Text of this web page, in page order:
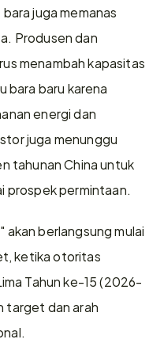
juga memanas
Produsen dan
menambah kapasitas
baru karena
energi dan
juga menunggu
tahunan China untuk
prospek permintaan.
berlangsung mulai
ketika otoritas
Tahun ke-15 (2026-
target dan arah